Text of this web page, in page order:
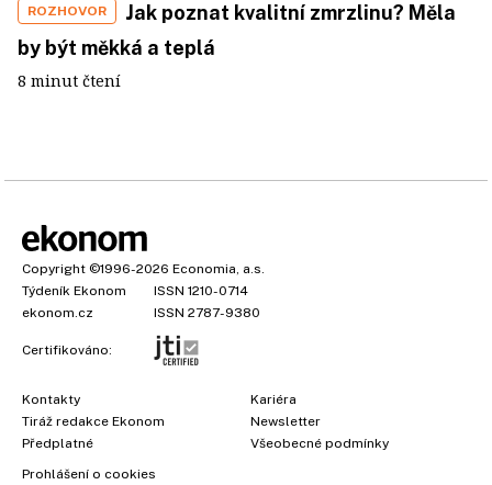
ROZHOVOR
Jak poznat kvalitní zmrzlinu? Měla
by být měkká a teplá
8 minut čtení
Copyright ©1996-2026 Economia, a.s.
Týdeník Ekonom
ISSN 1210-0714
ekonom.cz
ISSN 2787-9380
Certifikováno:
Kontakty
Tiráž redakce Ekonom
Předplatné
Kariéra
Newsletter
Všeobecné podmínky
Prohlášení o cookies